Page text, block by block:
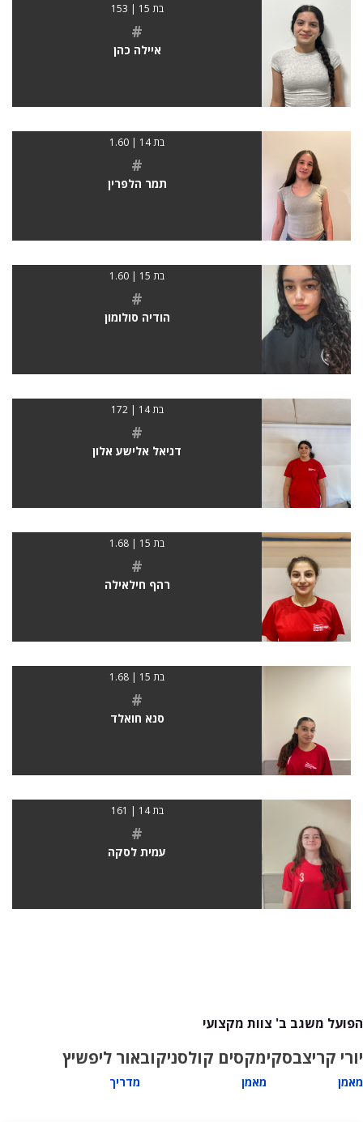
בת 15 | 153
#
איילה כהן
בת 14 | 1.60
#
תמר הלפרין
בת 15 | 1.60
#
הודיה סולומון
בת 14 | 172
#
דניאל אלישע אלון
בת 15 | 1.68
#
רהף חילאילה
בת 15 | 1.68
#
סנא חואלד
בת 14 | 161
#
עמית לסקה
הפועל משגב ב' צוות מקצועי
יורי קריצבסקי
מאמן
מקסים קולסניקוב
מאמן
אור ליפשיץ
מדריך